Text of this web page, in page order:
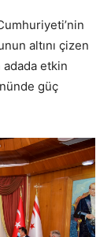
altını çizen
etkin
güç